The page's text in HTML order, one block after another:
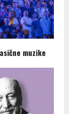
muzike